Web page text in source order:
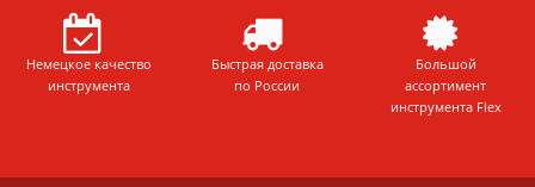
Немецкое качество
инструмента
Быстрая доставка
по России
Большой
ассортимент
инструмента Flex